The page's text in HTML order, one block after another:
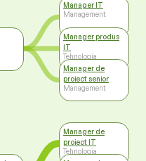
Manager IT
Management
Manager produs
IT
Tehnologia
informației
Manager de
proiect senior
Management
Manager de
proiect IT
Tehnologia
informației